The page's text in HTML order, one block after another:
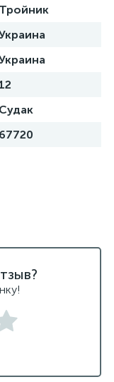
Тройник
12
Судак
67720